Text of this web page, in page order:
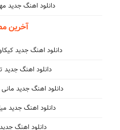
دانلود اهنگ جدید
آخرین
دانلود اهنگ جدید
دانلود اهنگ جدید
دانلود اهنگ جدید
دانلود اهنگ جدید
دانلود اهنگ